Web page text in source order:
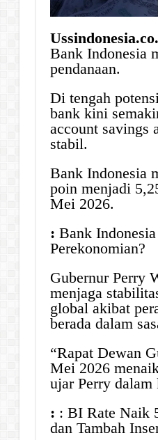
Bank Indonesia
pendanaan.
Di tengah
bank kini
account savings
stabil.
Bank Indonesia
poin menjadi
Mei 2026.
: Bank
Perekonomian?
Gubernur Perry
menjaga
global akibat
berada dalam
“Rapat Dewan
Mei 2026
ujar Perry
: : BI Rate Naik
dan Tambah